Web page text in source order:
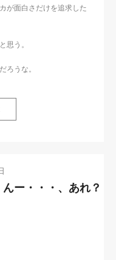
が面白さだけを追求した
思う。
ろうな。
ー・・・、あれ？